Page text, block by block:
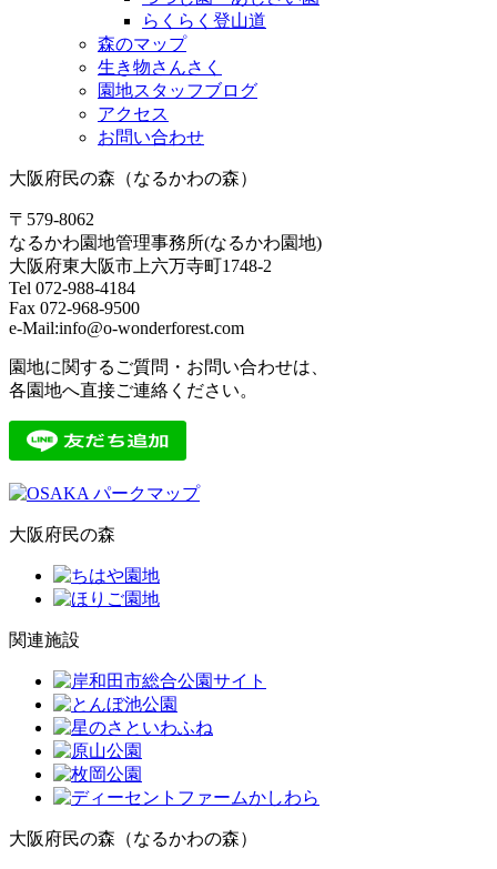
らくらく登山道
森のマップ
生き物さんさく
園地スタッフブログ
アクセス
お問い合わせ
大阪府民の森（なるかわの森）
〒579-8062
なるかわ園地管理事務所(なるかわ園地)
大阪府東大阪市上六万寺町1748-2
Tel 072-988-4184
Fax 072-968-9500
e-Mail:info@o-wonderforest.com
園地に関するご質問・お問い合わせは、
各園地へ直接ご連絡ください。
大阪府民の森
関連施設
大阪府民の森（なるかわの森）